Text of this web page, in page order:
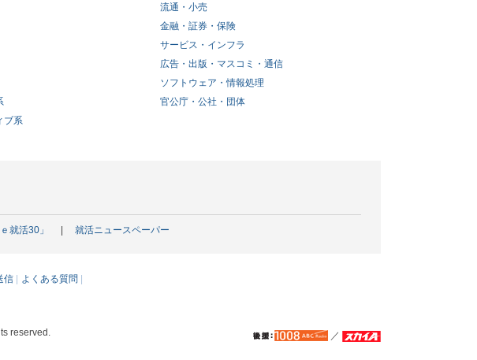
ブ系
流通・小売
金融・証券・保険
サービス・インフラ
広告・出版・マスコミ・通信
ソフトウェア・情報処理
官公庁・公社・団体
就活30」 就活ニュースペーパー
信 よくある質問
reserved. ／